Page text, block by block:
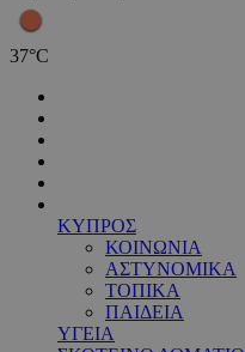
37°C
ΚΥΠΡΟΣ
ΚΟΙΝΩΝΙΑ
ΑΣΤΥΝΟΜΙΚΑ
ΤΟΠΙΚΑ
ΠΑΙΔΕΙΑ
ΥΓΕΙΑ